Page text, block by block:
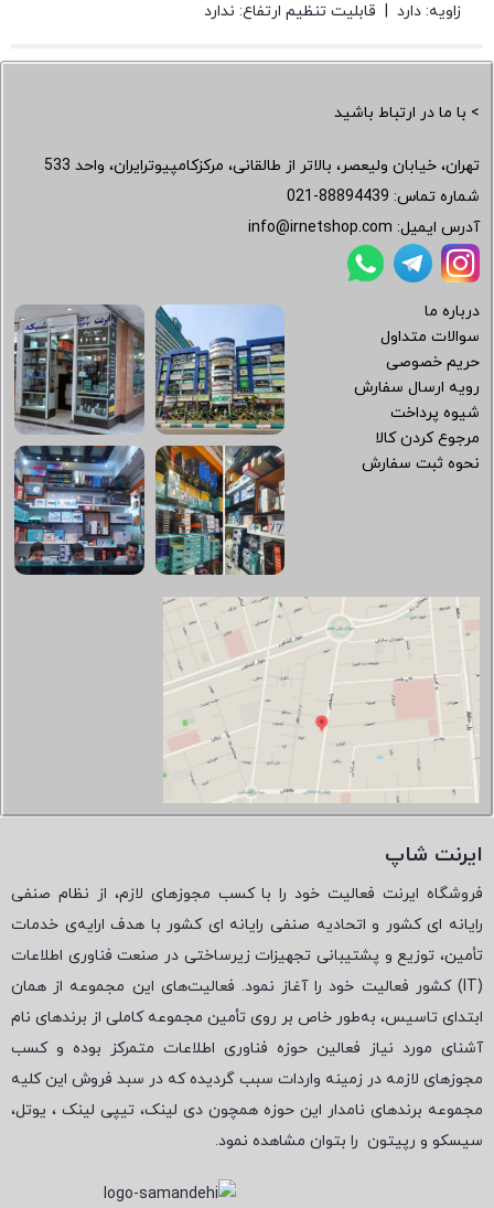
زاویه: دارد | قابلیت تنظیم ارتفاع: ندارد
> با ما در ارتباط باشید
تهران، خیابان ولیعصر، بالاتر از طالقانی، مرکزکامپیوترایران، واحد 533
شماره تماس: 021-88894439
آدرس ایمیل: info@irnetshop.com
درباره ما
سوالات متداول
حریم خصوصی
رویه ارسال سفارش
شیوه پرداخت
مرجوع کردن کالا
نحوه ثبت سفارش
ایرنت شاپ
فروشگاه ایرنت فعالیت خود را با کسب مجوزهای لازم، از نظام صنفی
رایانه ای کشور و اتحادیه صنفی رایانه ای کشور با هدف ارایه‌ی خدمات
تأمین، توزیع و پشتیبانی تجهیزات زیرساختی در صنعت فناوری اطلاعات
(
IT) کشور فعالیت خود را آغاز نمود. فعالیت‌های این مجموعه از همان
ابتدای تاسیس، به‌طور خاص بر روی تأمین مجموعه کاملی از برندهای نام
آشنای مورد نیاز فعالین حوزه فناوری اطلاعات متمرکز بوده و کسب
مجوزهای لازمه در زمینه واردات سبب گردیده که در سبد فروش این کلیه
مجموعه برندهای نامدار این حوزه همچون دی لینک، تیپی لینک ، یوتل،
سیسکو و رپیتون را بتوان مشاهده نمود.